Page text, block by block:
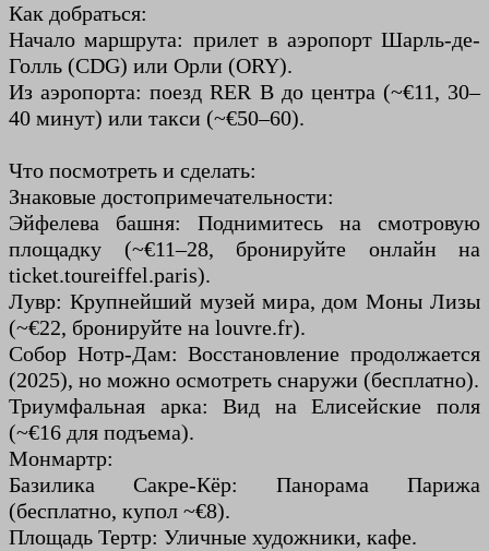
Как добраться:
Начало маршрута: прилет в аэропорт Шарль-де-
Голль (CDG) или Орли (ORY).
Из аэропорта: поезд RER B до центра (~€11, 30–
40 минут) или такси (~€50–60).
Что посмотреть и сделать:
Знаковые достопримечательности:
Эйфелева башня: Поднимитесь на смотровую
площадку (~€11–28, бронируйте онлайн на
ticket.toureiffel.paris).
Лувр: Крупнейший музей мира, дом Моны Лизы
(~€22, бронируйте на louvre.fr).
Собор Нотр-Дам: Восстановление продолжается
(2025), но можно осмотреть снаружи (бесплатно).
Триумфальная арка: Вид на Елисейские поля
(~€16 для подъема).
Монмартр:
Базилика Сакре-Кёр: Панорама Парижа
(бесплатно, купол ~€8).
Площадь Тертр: Уличные художники, кафе.